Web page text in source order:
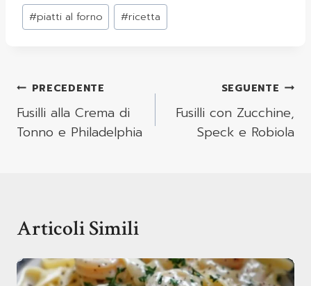
#piatti al forno #ricetta
Navigazione
Articoli
PRECEDENTE
Fusilli alla Crema di
Tonno e Philadelphia
SEGUENTE
Fusilli con Zucchine,
Speck e Robiola
Articoli Simili